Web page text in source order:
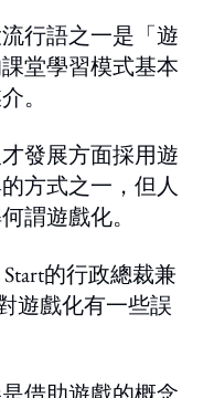
行語之一是「遊
堂學習模式基本
。
發展方面採用遊
方式之一，但人
謂遊戲化。
的行政總裁兼
遊戲化有一些誤